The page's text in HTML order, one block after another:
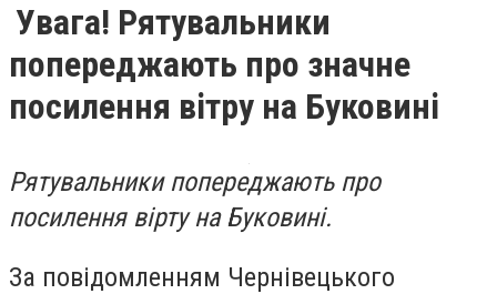
Увага! Рятувальники
попереджають про значне
посилення вітру на Буковині
Рятувальники попереджають про
посилення вірту на Буковині.
За повідомленням Чернівецького